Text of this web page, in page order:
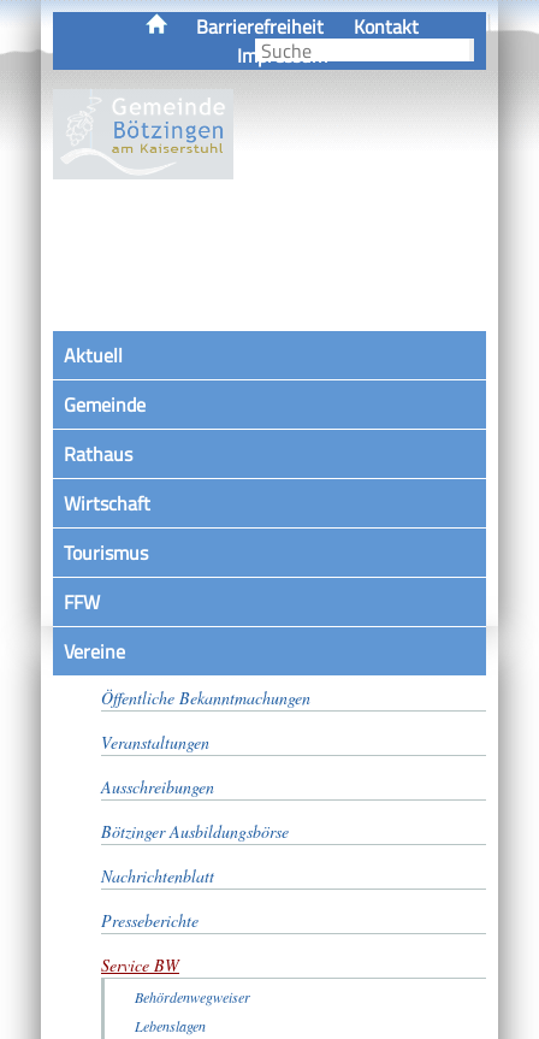
Barrierefreiheit
Kontakt
Impressum
Aktuell
Gemeinde
Rathaus
Wirtschaft
Tourismus
FFW
VereineSatzungen
Öffentliche Bekanntmachungen
Veranstaltungen
Ausschreibungen
Bötzinger Ausbildungsbörse
Nachrichtenblatt
Presseberichte
Service BW
Behördenwegweiser
Lebenslagen